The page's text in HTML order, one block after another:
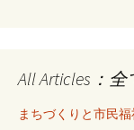
All Articles：
まちづくりと市民